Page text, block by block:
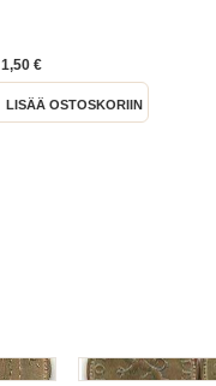
1,50 €
LISÄÄ OSTOSKORIIN